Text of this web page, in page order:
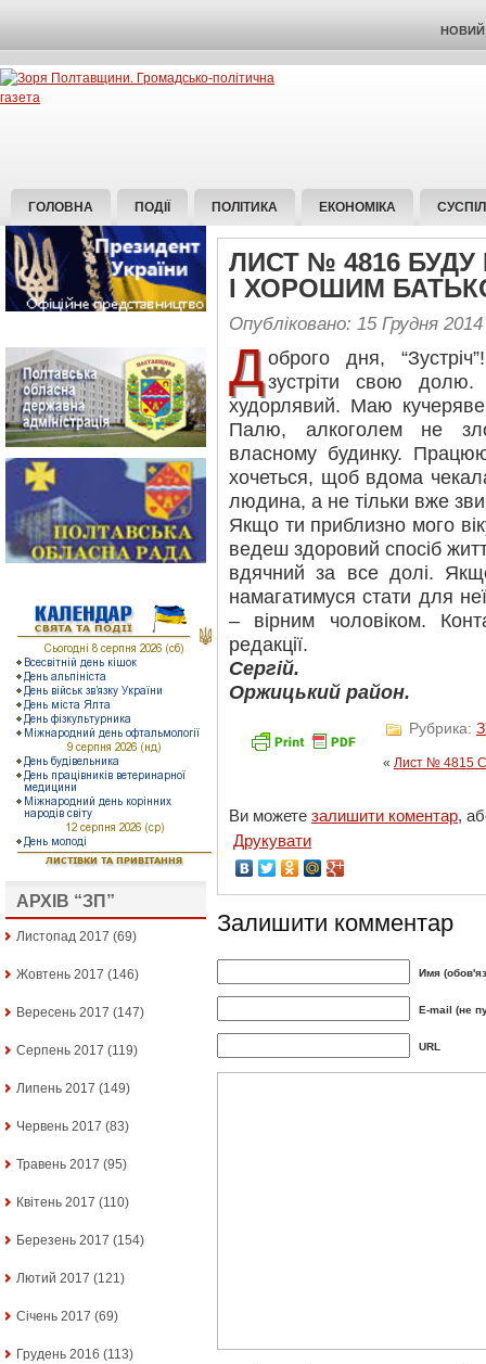
НОВИЙ
ГОЛОВНА ПОДІЇ ПОЛІТИКА ЕКОНОМІКА
АРХІВ “ЗП”
Листопад 2017 (69)
Жовтень 2017 (146)
Вересень 2017 (147)
Серпень 2017 (119)
Липень 2017 (149)
Червень 2017 (83)
Травень 2017 (95)
Квітень 2017 (110)
Березень 2017 (154)
Лютий 2017 (121)
Січень 2017 (69)
Грудень 2016 (113)
ЛИСТ № 4816
І ХОРОШИМ
Опубліковано: 15 Грудня 2014
Доброго дня,
зустріти свою
худорлявий. Маю
Палю, алкоголем не
власному будинку.
хочеться, щоб вдома
людина, а не тільки вже
Якщо ти приблизно мого
ведеш здоровий спосіб
вдячний за все долі.
намагатимуся стати для
– вірним чоловіком.
редакції.
Сергій.
Оржицький район.
Рубрика:
« Лист № 4815
Ви можете залишити коментар,
Друкувати
Залишити комментар
Имя
E-mail (не
URL